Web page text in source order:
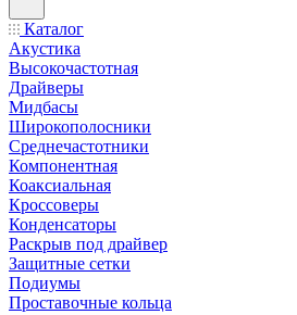
Каталог
Акустика
Высокочастотная
Драйверы
Мидбасы
Широкополосники
Среднечастотники
Компонентная
Коаксиальная
Кроссоверы
Конденсаторы
Раскрыв под драйвер
Защитные сетки
Подиумы
Проставочные кольца